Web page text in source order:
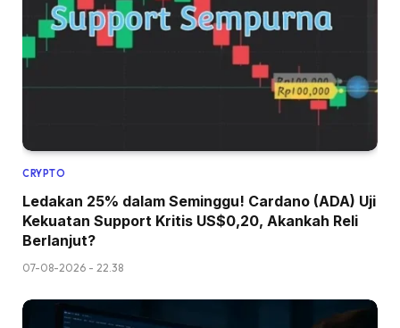
CRYPTO
Ledakan 25% dalam Seminggu! Cardano (ADA) Uji
Kekuatan Support Kritis US$0,20, Akankah Reli
Berlanjut?
07-08-2026 - 22.38